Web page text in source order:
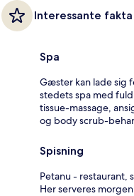
Interessante fakta
Spa
Gæster kan lade sig
stedets spa med
tissue-massage,
og body scrub-
Spisning
Petanu - restaurant,
Her serveres